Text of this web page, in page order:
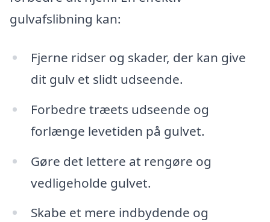
gulvafslibning kan:
Fjerne ridser og skader, der kan give
dit gulv et slidt udseende.
Forbedre træets udseende og
forlænge levetiden på gulvet.
Gøre det lettere at rengøre og
vedligeholde gulvet.
Skabe et mere indbydende og